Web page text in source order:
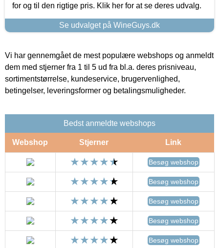
for og til den rigtige pris. Klik her for at se deres udvalg.
Se udvalget på WineGuys.dk
Vi har gennemgået de mest populære webshops og anmeldt
dem med stjerner fra 1 til 5 ud fra bl.a. deres prisniveau,
sortimentstørrelse, kundeservice, brugervenlighed,
betingelser, leveringsformer og betalingsmuligheder.
Bedst anmeldte webshops
Webshop Stjerner Link
Besøg webshop
Besøg webshop
Besøg webshop
Besøg webshop
Besøg webshop